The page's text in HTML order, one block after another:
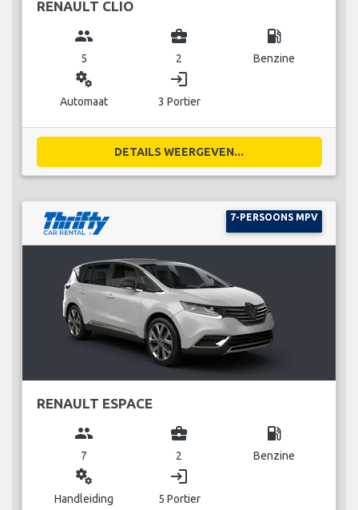
RENAULT CLIO
group
5
business_center
2
local_gas_station
Benzine
miscellaneous_services
Automaat
login
3 Portier
DETAILS WEERGEVEN...
7-PERSOONS MPV
RENAULT ESPACE
group
7
business_center
2
local_gas_station
Benzine
miscellaneous_services
Handleiding
login
5 Portier